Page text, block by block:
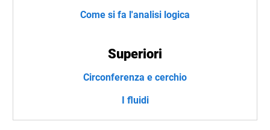
Come si fa l'analisi logica
Superiori
Circonferenza e cerchio
I fluidi